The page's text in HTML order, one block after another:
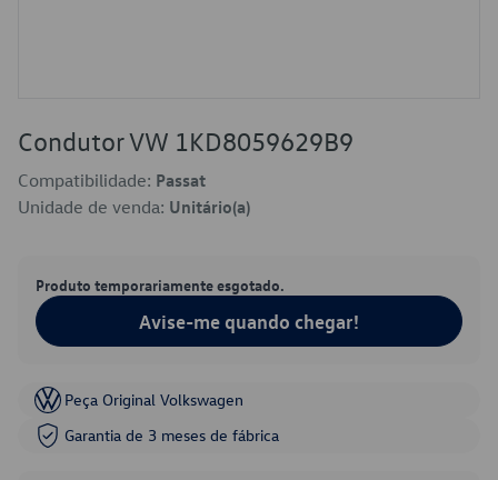
Condutor VW 1KD8059629B9
Compatibilidade: Passat
Unidade de venda: Unitário(a)
Produto temporariamente esgotado.
Avise-me quando chegar!
Peça Original Volkswagen
Garantia de 3 meses de fábrica